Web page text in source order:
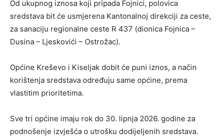
Od ukupnog iznosa koji pripada Fojnici, polovica
sredstava bit će usmjerena Kantonalnoj direkciji za ceste,
za sanaciju regionalne ceste R 437 (dionica Fojnica –
Dusina – Ljeskovići – Ostrožac).
Općine Kreševo i Kiseljak dobit će puni iznos, a način
korištenja sredstava određuju same općine, prema
vlastitim prioritetima.
Sve tri općine imaju rok do 30. lipnja 2026. godine za
podnošenje izvješća o utrošku dodijeljenih sredstava.